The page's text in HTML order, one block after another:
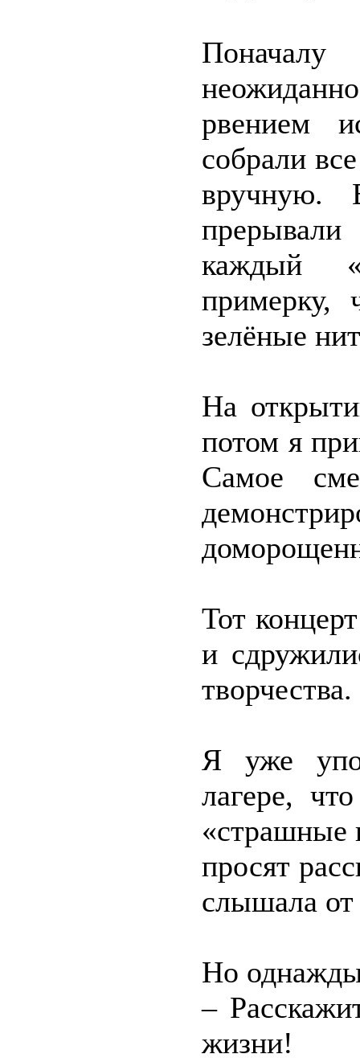
рвением
собрали
вручную.
каждый
примерку,
зелёные
На
потом я
Самое
Тот
и
творчества.
Я уже
лагере,
«страшные
просят
слышала от
Но однажды
–
жизни!